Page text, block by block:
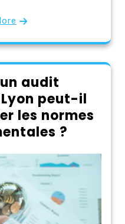
audit
peut-il
les normes
?